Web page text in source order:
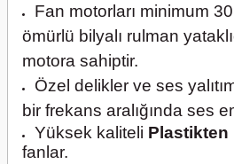
Fan motorları minimum
ömürlü bilyalı rulman
motora sahiptir.
Özel delikler ve ses
bir frekans aralığında ses
Yüksek kaliteli Plastikten
fanlar.